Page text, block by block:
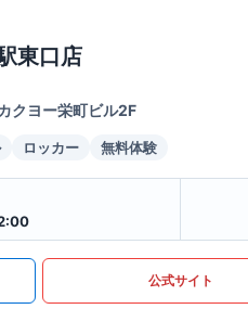
東口店
クヨー栄町ビル2F
ロッカー 無料体験
公式サイト